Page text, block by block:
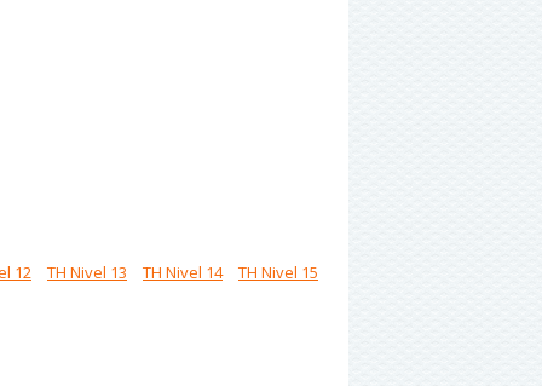
12 TH Nivel 13 TH Nivel 14 TH Nivel 15